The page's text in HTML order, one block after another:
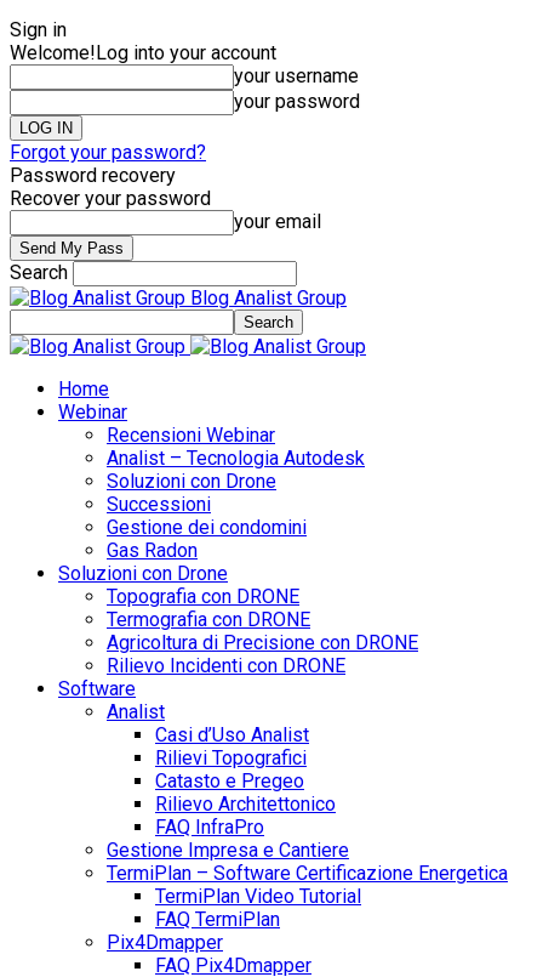
Sign in
Welcome!Log into your account
your username
your password
Forgot your password?
Password recovery
Recover your password
your email
Search
Blog Analist Group
Home
Webinar
Recensioni Webinar
Analist – Tecnologia Autodesk
Soluzioni con Drone
Successioni
Gestione dei condomini
Gas Radon
Soluzioni con Drone
Topografia con DRONE
Termografia con DRONE
Agricoltura di Precisione con DRONE
Rilievo Incidenti con DRONE
Software
Analist
Casi d’Uso Analist
Rilievi Topografici
Catasto e Pregeo
Rilievo Architettonico
FAQ InfraPro
Gestione Impresa e Cantiere
TermiPlan – Software Certificazione Energetica
TermiPlan Video Tutorial
FAQ TermiPlan
Pix4Dmapper
FAQ Pix4Dmapper